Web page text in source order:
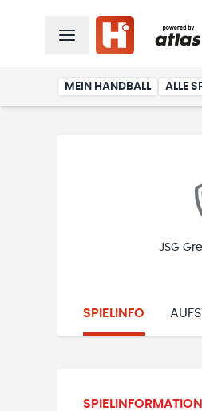
MEIN HANDBALL ALLE
JSG
SPIELINFO